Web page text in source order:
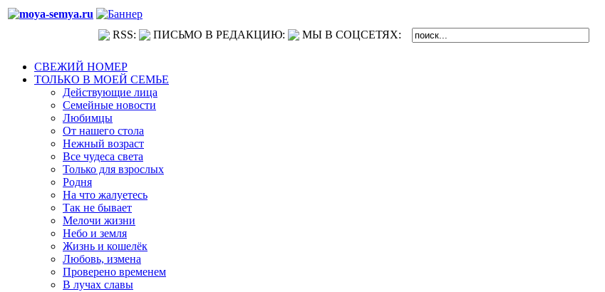
RSS: ПИСЬМО В РЕДАКЦИЮ: МЫ В СОЦСЕТЯХ:
СВЕЖИЙ НОМЕР
ТОЛЬКО В МОЕЙ СЕМЬЕ
Действующие лица
Семейные новости
Любимцы
От нашего стола
Нежный возраст
Все чудеса света
Только для взрослых
Родня
На что жалуетесь
Так не бывает
Мелочи жизни
Небо и земля
Жизнь и кошелёк
Любовь, измена
Проверено временем
В лучах славы